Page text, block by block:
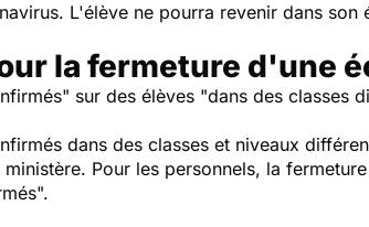
L'élève ne pourra revenir dans
la fermeture d'une
sur des élèves "dans des classes
dans des classes et niveaux
Pour les personnels, la